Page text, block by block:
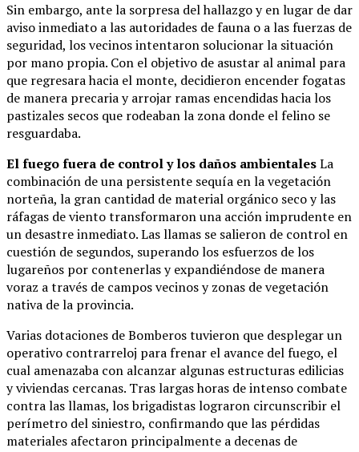
Sin embargo, ante la sorpresa del hallazgo y en lugar de dar
aviso inmediato a las autoridades de fauna o a las fuerzas de
seguridad, los vecinos intentaron solucionar la situación
por mano propia. Con el objetivo de asustar al animal para
que regresara hacia el monte, decidieron encender fogatas
de manera precaria y arrojar ramas encendidas hacia los
pastizales secos que rodeaban la zona donde el felino se
resguardaba.
El fuego fuera de control y los daños ambientalesLa
combinación de una persistente sequía en la vegetación
norteña, la gran cantidad de material orgánico seco y las
ráfagas de viento transformaron una acción imprudente en
un desastre inmediato. Las llamas se salieron de control en
cuestión de segundos, superando los esfuerzos de los
lugareños por contenerlas y expandiéndose de manera
voraz a través de campos vecinos y zonas de vegetación
nativa de la provincia.
Varias dotaciones de Bomberos tuvieron que desplegar un
operativo contrarreloj para frenar el avance del fuego, el
cual amenazaba con alcanzar algunas estructuras edilicias
y viviendas cercanas. Tras largas horas de intenso combate
contra las llamas, los brigadistas lograron circunscribir el
perímetro del siniestro, confirmando que las pérdidas
materiales afectaron principalmente a decenas de